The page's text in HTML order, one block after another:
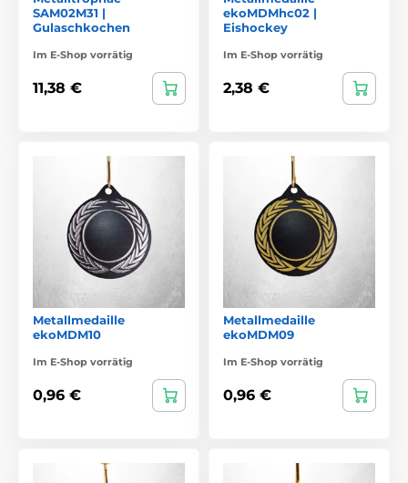
SAM02M31 |
Gulaschkochen
Im E-Shop vorrätig
11,38 €
ekoMDMhc02 |
Eishockey
Im E-Shop vorrätig
2,38 €
Metallmedaille
ekoMDM10
Im E-Shop vorrätig
0,96 €
Metallmedaille
ekoMDM09
Im E-Shop vorrätig
0,96 €